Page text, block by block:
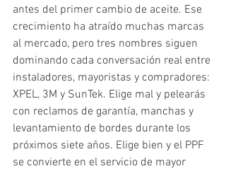
antes del primer cambio de aceite. Ese
crecimiento ha atraído muchas marcas
al mercado, pero tres nombres siguen
dominando cada conversación real entre
instaladores, mayoristas y compradores:
XPEL, 3M y SunTek. Elige mal y pelearás
con reclamos de garantía, manchas y
levantamiento de bordes durante los
próximos siete años. Elige bien y el PPF
se convierte en el servicio de mayor